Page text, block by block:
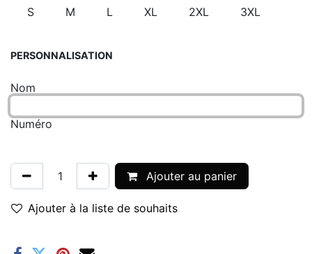
S M L XL 2XL 3XL
PERSONNALISATION
Nom
Numéro
Ajouter au panier
Ajouter à la liste de souhaits